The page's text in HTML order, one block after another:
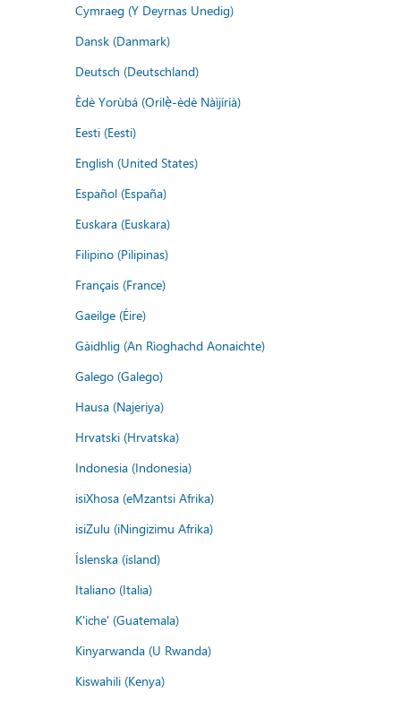
Cymraeg (Y Deyrnas Unedig)
Dansk (Danmark)
Deutsch (Deutschland)
Èdè Yorùbá (Orilẹ̀-èdè Nàìjíríà)
Eesti (Eesti)
English (United States)
Español (España)
Euskara (Euskara)
Filipino (Pilipinas)
Français (France)
Gaeilge (Éire)
Gàidhlig (An Rìoghachd Aonaichte)
Galego (Galego)
Hausa (Najeriya)
Hrvatski (Hrvatska)
Indonesia (Indonesia)
isiXhosa (eMzantsi Afrika)
isiZulu (iNingizimu Afrika)
Íslenska (ísland)
Italiano (Italia)
K'iche' (Guatemala)
Kinyarwanda (U Rwanda)
Kiswahili (Kenya)